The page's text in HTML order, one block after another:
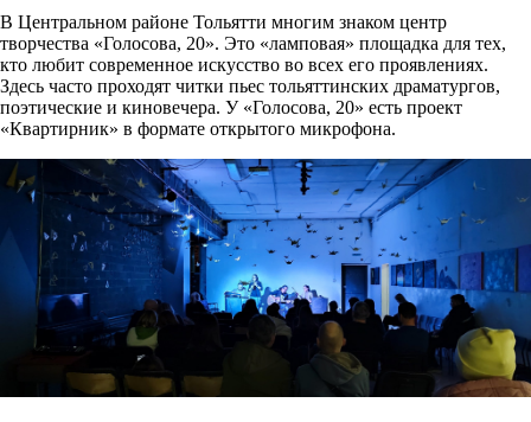
В Центральном районе Тольятти многим знаком центр
творчества «Голосова, 20». Это «ламповая» площадка для тех,
кто любит современное искусство во всех его проявлениях.
Здесь часто проходят читки пьес тольяттинских драматургов,
поэтические и киновечера. У «Голосова, 20» есть проект
«Квартирник» в формате открытого микрофона.